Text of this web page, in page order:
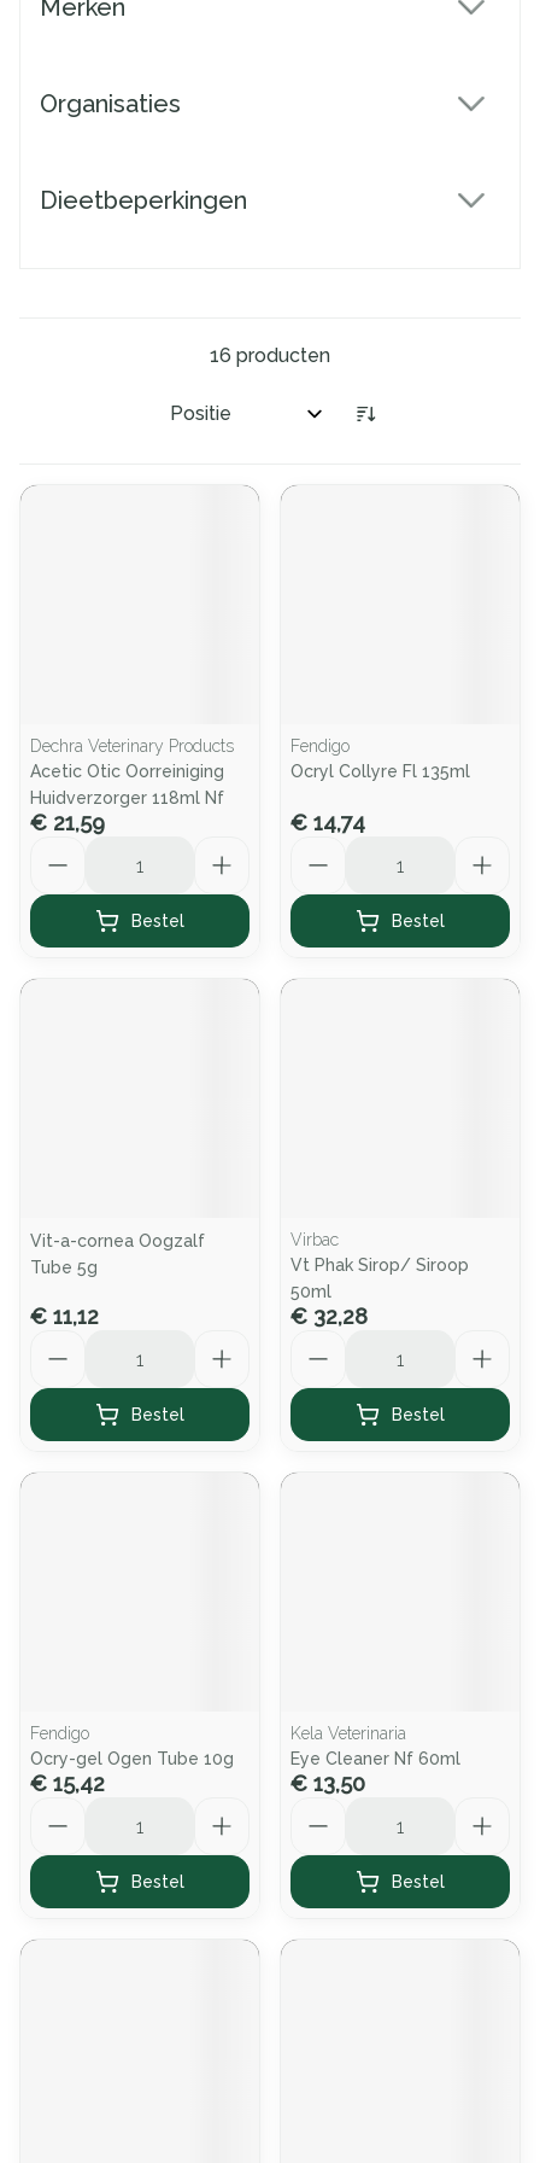
Merken
Organisaties
Dieetbeperkingen
16 producten
Sorteer op:
Dechra Veterinary Products
Acetic Otic Oorreiniging
Huidverzorger 118ml Nf
€ 21,59
Bestel
Fendigo
Ocryl Collyre Fl 135ml
€ 14,74
Bestel
Vit-a-cornea Oogzalf
Tube 5g
€ 11,12
Bestel
Virbac
Vt Phak Sirop/ Siroop
50ml
€ 32,28
Bestel
Fendigo
Ocry-gel Ogen Tube 10g
€ 15,42
Bestel
Kela Veterinaria
Eye Cleaner Nf 60ml
€ 13,50
Bestel